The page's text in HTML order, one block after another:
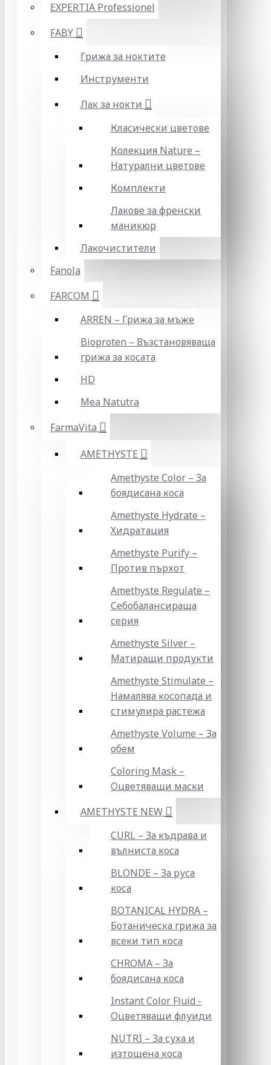
EXPERTIA Professionel
FABY
Грижа за ноктите
Инструменти
Лак за нокти
Класически цветове
Колекция Nature –
Натурални цветове
Комплекти
Лакове за френски
маникюр
Лакочистители
Fanola
FARCOM
ARREN – Грижа за мъже
Bioproten – Възстановяваща
грижа за косата
HD
Mea Natutra
FarmaVita
AMETHYSTE
Amethyste Color – За
боядисана коса
Amethyste Hydrate –
Хидратация
Amethyste Purify –
Против пърхот
Amethyste Regulate –
Себобалансираща
серия
Amethyste Silver –
Матиращи продукти
Amethyste Stimulate –
Намалява косопада и
стимулира растежа
Amethyste Volume – За
обем
Coloring Mask –
Оцветяващи маски
AMETHYSTE NEW
CURL – За къдрава и
вълниста коса
BLONDE – За руса
коса
BOTANICAL HYDRA –
Ботаническа грижа за
всеки тип коса
CHROMA – За
боядисана коса
Instant Color Fluid -
Оцветяващи флуиди
NUTRI – За суха и
изтощена коса